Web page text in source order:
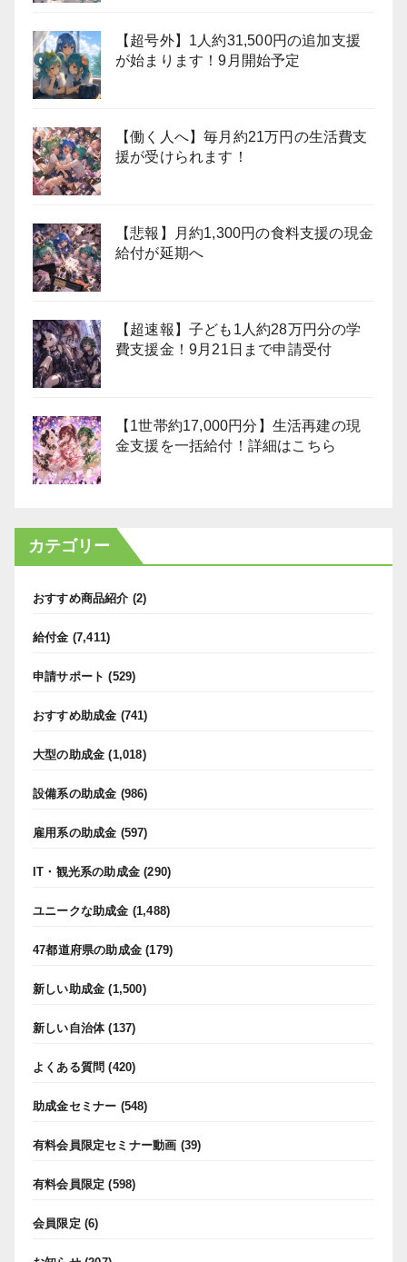
【超号外】1人約31,500円の追加支援
が始まります！9月開始予定
【働く人へ】毎月約21万円の生活費支
援が受けられます！
【悲報】月約1,300円の食料支援の現金
給付が延期へ
【超速報】子ども1人約28万円分の学
費支援金！9月21日まで申請受付
【1世帯約17,000円分】生活再建の現
金支援を一括給付！詳細はこちら
カテゴリー
おすすめ商品紹介 (2)
給付金 (7,411)
申請サポート (529)
おすすめ助成金 (741)
大型の助成金 (1,018)
設備系の助成金 (986)
雇用系の助成金 (597)
IT・観光系の助成金 (290)
ユニークな助成金 (1,488)
47都道府県の助成金 (179)
新しい助成金 (1,500)
新しい自治体(137)
よくある質問 (420)
助成金セミナー (548)
有料会員限定セミナー動画 (39)
有料会員限定 (598)
会員限定 (6)